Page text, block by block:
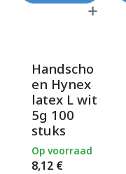
Handscho
en Hynex
latex L wit
5g 100
stuks
8,12€
Op voorraad